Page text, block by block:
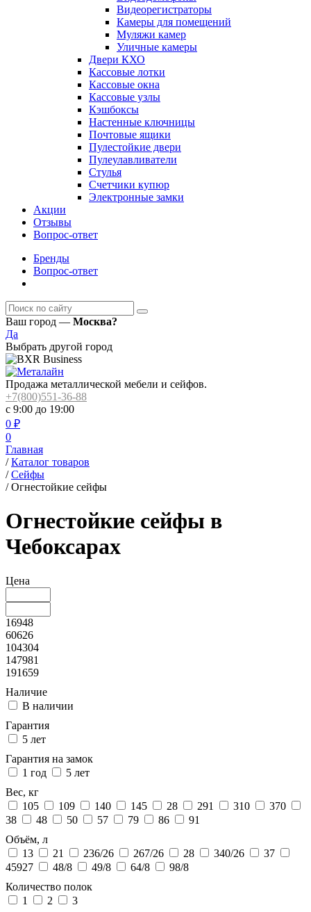
Видеорегистраторы
Камеры для помещений
Муляжи камер
Уличные камеры
Двери КХО
Кассовые лотки
Кассовые окна
Кассовые узлы
Кэшбоксы
Настенные ключницы
Почтовые ящики
Пулестойкие двери
Пулеулавливатели
Стулья
Счетчики купюр
Электронные замки
Акции
Отзывы
Вопрос-ответ
Бренды
Вопрос-ответ
Ваш город — Москва?
Да
Выбрать другой город
Продажа металлической мебели и сейфов.
+7(800)551-36-88
с 9:00 до 19:00
0 ₽
0
Главная
/ Каталог товаров
/ Сейфы
/ Огнестойкие сейфы
Огнестойкие сейфы в
Чебоксарах
Цена
16948
60626
104304
147981
191659
Наличие
В наличии
Гарантия
5 лет
Гарантия на замок
1 год
5 лет
Вес, кг
105
109 140 145 28 291 310
370
38
48 50 57 79 86
91
Объём, л
13
21 236/26 267/26 28 340/26
37
45927
48/8 49/8 64/8
98/8
Количество полок
1
2
3